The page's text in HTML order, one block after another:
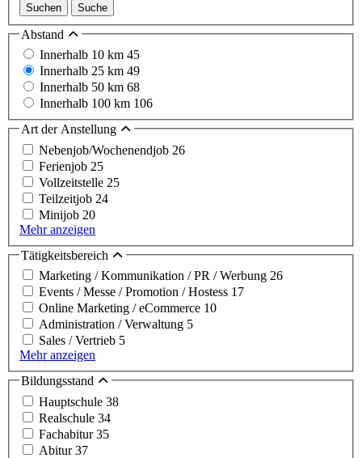
Suchen Suche
Abstand
Innerhalb 10 km 45
Innerhalb 25 km 49
Innerhalb 50 km 68
Innerhalb 100 km 106
Art der Anstellung
Nebenjob/Wochenendjob 26
Ferienjob 25
Vollzeitstelle 25
Teilzeitjob 24
Minijob 20
Mehr anzeigen
Tätigkeitsbereich
Marketing / Kommunikation / PR / Werbung 26
Events / Messe / Promotion / Hostess 17
Online Marketing / eCommerce 10
Administration / Verwaltung 5
Sales / Vertrieb 5
Mehr anzeigen
Bildungsstand
Hauptschule 38
Realschule 34
Fachabitur35
Abitur37